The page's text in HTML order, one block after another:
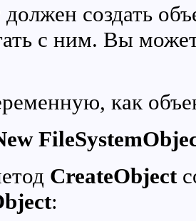
создать
с ним. Вы
как
CreateObject
: